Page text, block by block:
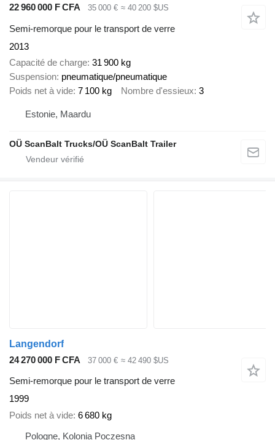
22 960 000 F CFA
35 000 € ≈ 40 200 $US
Semi-remorque pour le transport de verre
2013
Capacité de charge 31 900 kg
Suspension pneumatique/pneumatique
Poids net à vide 7 100 kg Nombre d'essieux 3
Estonie, Maardu
OÜ ScanBalt Trucks/OÜ ScanBalt Trailer
Langendorf
24 270 000 F CFA
37 000 € ≈ 42 490 $US
Semi-remorque pour le transport de verre
1999
Poids net à vide 6 680 kg
Pologne, Kolonia Poczesna